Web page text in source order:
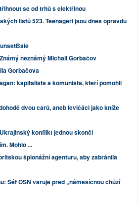
se od trhů s elektřinou
listů 523. Teenageři jsou dnes opravdu
Známý neznámý Michail Gorbačov
Gorbačova
kapitalista a komunista, kteří pomohli
dvou carů, aneb levičáci jako kníže
Ukrajinský konflikt jednou skončí
Mohlo ...
špionážní agenturu, aby zabránila
Šéf OSN varuje před „náměsíčnou chůzí